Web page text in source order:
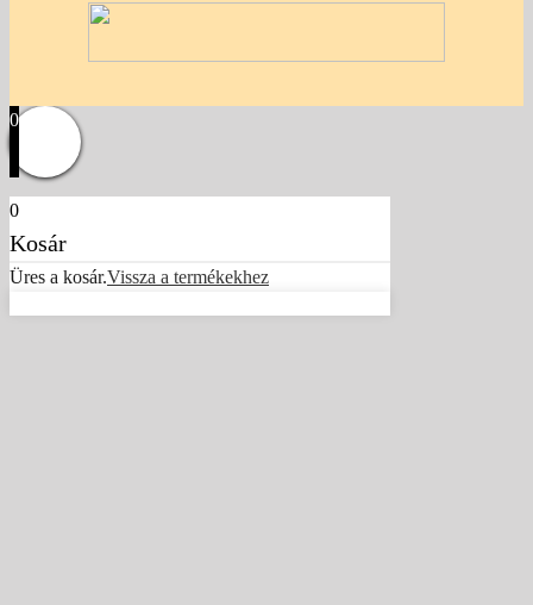
0
0
Kosár
Üres a kosár.Vissza a termékekhez